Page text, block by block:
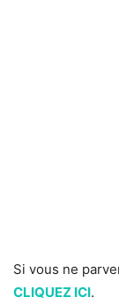
Si vous ne
CLIQUEZ ICI.